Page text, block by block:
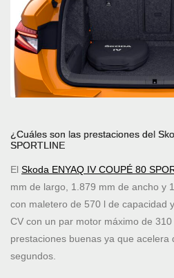
¿Cuáles son las prestaciones del
SPORTLINE
El Skoda ENYAQ IV COUPÉ 80
mm de largo, 1.879 mm de ancho y
con maletero de 570 l de capacidad
CV con un par motor máximo de
prestaciones buenas ya que acelera
segundos.